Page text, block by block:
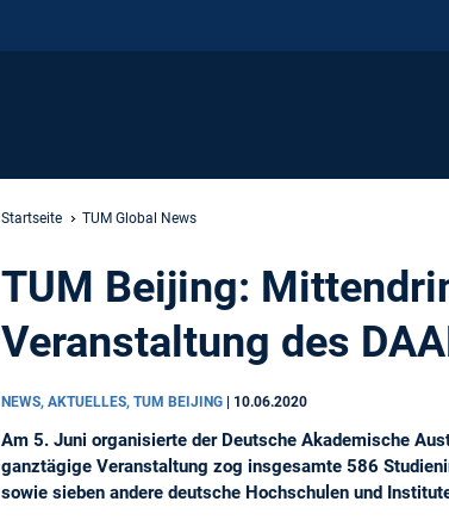
Startseite TUM Global News
TUM Beijing:
Veranstaltung des
NEWS, AKTUELLES, TUM BEIJING | 10.06.2020
Am 5. Juni organisierte der Deutsche Akademische
ganztägige Veranstaltung zog insgesamte 586
sowie sieben andere deutsche Hochschulen und